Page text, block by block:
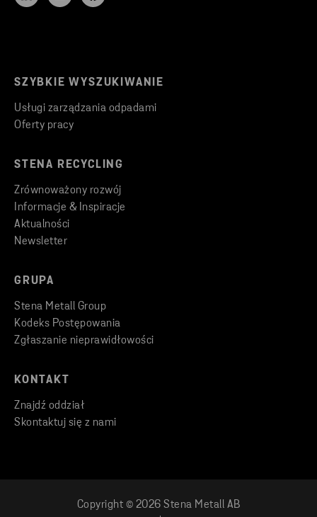
SZYBKIE WYSZUKIWANIE
Usługi zarządzania odpadami
Oferty pracy
STENA RECYCLING
Zrównoważony rozwój
Informacje & Inspiracje
Aktualności
Newsletter
GRUPA
Stena Metall Group
Kodeks Postępowania
Zgłaszanie nieprawidłowości
KONTAKT
Znajdź oddział
Skontaktuj się z nami
Copyright © 2026 Stena Metall AB